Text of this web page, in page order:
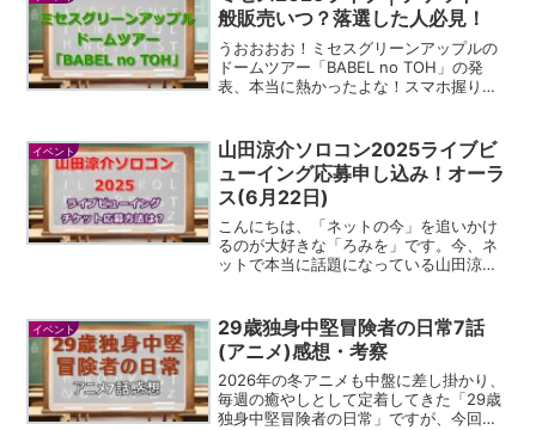
般販売いつ？落選した人必見！
うおおおお！ミセスグリーンアップルの
ドームツアー「BABEL no TOH」の発
表、本当に熱かったよな！スマホ握りし
間に絶対に行きたい！そう思って、今こ
の記事を読んでく...
イベント
山田涼介ソロコン2025ライブビ
ューイング応募申し込み！オーラ
ス(6月22日)
こんにちは、「ネットの今」を追いかけ
るのが大好きな「ろみを」です。今、ネ
ットで本当に話題になっている山田涼介
て、特に5月24日に発表されたライブ...
イベント
29歳独身中堅冒険者の日常7話
(アニメ)感想・考察
2026年の冬アニメも中盤に差し掛かり、
毎週の癒やしとして定着してきた「29歳
独身中堅冒険者の日常」ですが、今回の